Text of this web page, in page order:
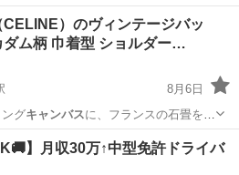
サマンサタバサ
CELINE）のヴィンテージバッ
ダム柄 巾着型 ショルダー…
8月6日
グキャンバスに、フランスの石畳をイ
バッグ
】月収30万↑中型免許ドライバ